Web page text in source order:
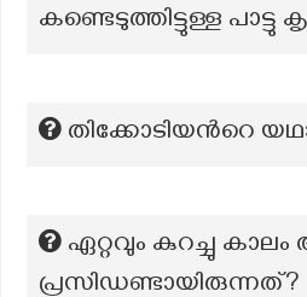
കണ്ടെടുത്തിട്ടുള്ള പാട്ടു
തിക്കോടിയന്‍റെ
ഏറ്റവും കുറച്ചു കാലം
പ്രസിഡണ്ടായിരുന്നത്?